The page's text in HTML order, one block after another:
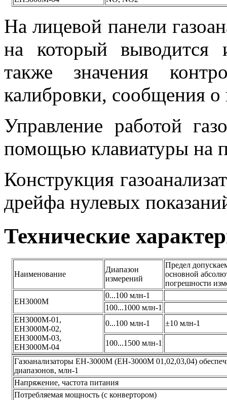
На лицевой панели
на который выводится
также значения
калибровки, сообщения о
Управление работой
помощью клавиатуры на
Конструкция
дрейфа нулевых
Технические
Наименование
Диапазон
измерений
Предел
основной
погрешности
ЕН3000М
0...100 млн-1
100...1000 млн-1
ЕН3000М-01,
ЕН3000М-02,
ЕН3000М-03,
ЕН3000М-04
0...100 млн-1 ±10 млн-1
100...1500 млн-1
Газоанализаторы ЕН-3000М (ЕН-3000М 01,02,03,04)
диапазонов, млн-1
Напряжение, частота питания
Потребляемая мощность (с конвертором)